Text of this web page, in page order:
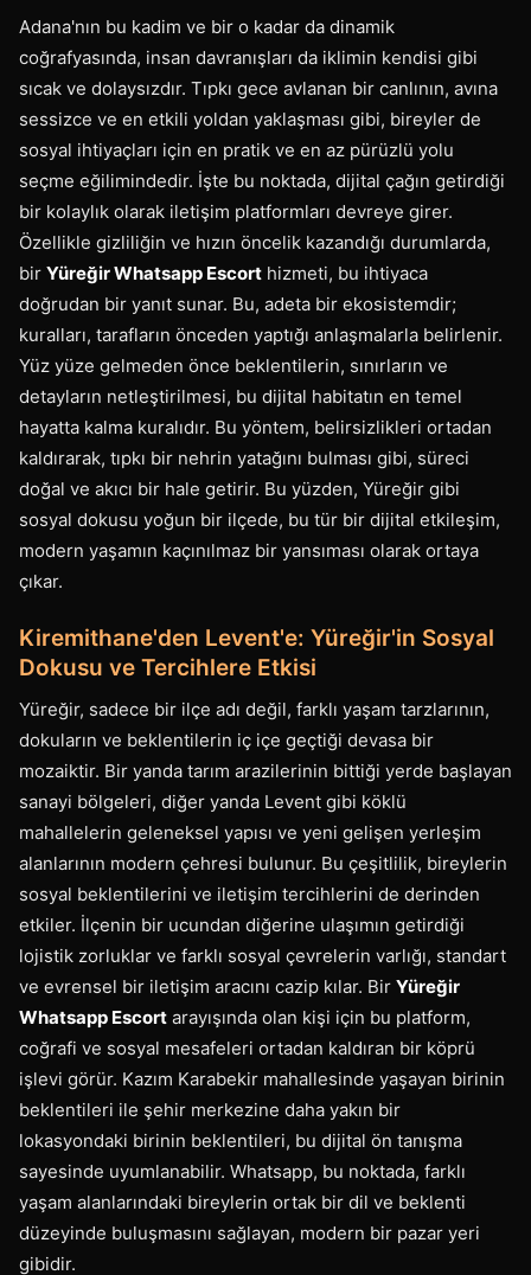
Adana'nın bu kadim ve bir o kadar da dinamik
coğrafyasında, insan davranışları da iklimin kendisi gibi
sıcak ve dolaysızdır. Tıpkı gece avlanan bir canlının, avına
sessizce ve en etkili yoldan yaklaşması gibi, bireyler de
sosyal ihtiyaçları için en pratik ve en az pürüzlü yolu
seçme eğilimindedir. İşte bu noktada, dijital çağın getirdiği
bir kolaylık olarak iletişim platformları devreye girer.
Özellikle gizliliğin ve hızın öncelik kazandığı durumlarda,
bir Yüreğir Whatsapp Escort hizmeti, bu ihtiyaca
doğrudan bir yanıt sunar. Bu, adeta bir ekosistemdir;
kuralları, tarafların önceden yaptığı anlaşmalarla belirlenir.
Yüz yüze gelmeden önce beklentilerin, sınırların ve
detayların netleştirilmesi, bu dijital habitatın en temel
hayatta kalma kuralıdır. Bu yöntem, belirsizlikleri ortadan
kaldırarak, tıpkı bir nehrin yatağını bulması gibi, süreci
doğal ve akıcı bir hale getirir. Bu yüzden, Yüreğir gibi
sosyal dokusu yoğun bir ilçede, bu tür bir dijital etkileşim,
modern yaşamın kaçınılmaz bir yansıması olarak ortaya
çıkar.
Kiremithane'den Levent'e: Yüreğir'in Sosyal
Dokusu ve Tercihlere Etkisi
Yüreğir, sadece bir ilçe adı değil, farklı yaşam tarzlarının,
dokuların ve beklentilerin iç içe geçtiği devasa bir
mozaiktir. Bir yanda tarım arazilerinin bittiği yerde başlayan
sanayi bölgeleri, diğer yanda Levent gibi köklü
mahallelerin geleneksel yapısı ve yeni gelişen yerleşim
alanlarının modern çehresi bulunur. Bu çeşitlilik, bireylerin
sosyal beklentilerini ve iletişim tercihlerini de derinden
etkiler. İlçenin bir ucundan diğerine ulaşımın getirdiği
lojistik zorluklar ve farklı sosyal çevrelerin varlığı, standart
ve evrensel bir iletişim aracını cazip kılar. Bir Yüreğir
Whatsapp Escort arayışında olan kişi için bu platform,
coğrafi ve sosyal mesafeleri ortadan kaldıran bir köprü
işlevi görür. Kazım Karabekir mahallesinde yaşayan birinin
beklentileri ile şehir merkezine daha yakın bir
lokasyondaki birinin beklentileri, bu dijital ön tanışma
sayesinde uyumlanabilir. Whatsapp, bu noktada, farklı
yaşam alanlarındaki bireylerin ortak bir dil ve beklenti
düzeyinde buluşmasını sağlayan, modern bir pazar yeri
gibidir.